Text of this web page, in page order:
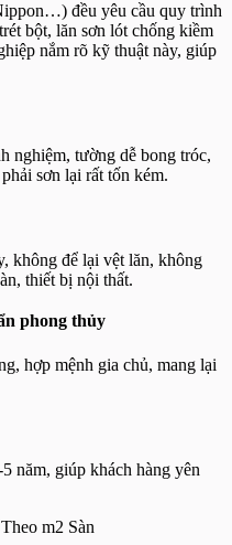
đều yêu cầu quy trình
bột, lăn sơn lót chống kiềm
nắm rõ kỹ thuật này, giúp
nghiệm, tường dễ bong tróc,
sơn lại rất tốn kém.
không để lại vệt lăn, không
thiết bị nội thất.
phong thủy
hợp mệnh gia chủ, mang lại
năm, giúp khách hàng yên